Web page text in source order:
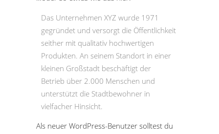
Das Unternehmen XYZ wurde 1971
gegründet und versorgt die Öffentlichkeit
seither mit qualitativ hochwertigen
Produkten. An seinem Standort in einer
kleinen Großstadt beschäftigt der
Betrieb über 2.000 Menschen und
unterstützt die Stadtbewohner in
vielfacher Hinsicht.
Als neuer WordPress-Benutzer solltest du